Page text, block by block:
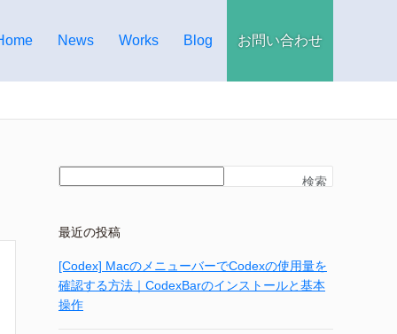
News Works Blog お問い合わせ
検索
最近の投稿
[Codex] MacのメニューバーでCodexの使用量を
確認する方法｜CodexBarのインストールと基本
操作